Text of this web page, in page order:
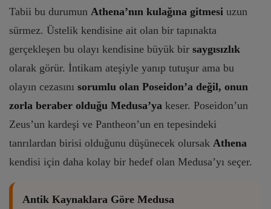
Tabii bu durumun Athena’nın kulağına gitmesi uzun
sürmez. Üstelik kendisine ait olan bir tapınakta
gerçekleşen bu olayı kendisine büyük bir saygısızlık
olarak görür. İntikam ateşiyle yanıp tutuşur ama bu
olayın cezasını sorumlu olan Poseidon’a değil, onun
zorla beraber olduğu Medusa’ya keser. Poseidon’un
Zeus’un kardeşi ve Pantheon’un en tepesindeki
tanrılardan birisi olduğunu düşünecek olursak Athena
kendisi için daha kolay bir hedef olan Medusa’yı seçer.
Antik Kaynaklara Göre Medusa